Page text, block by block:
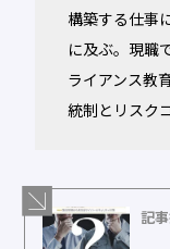
構築する仕事
に及ぶ。現職
ライアンス教
統制とリスク
記